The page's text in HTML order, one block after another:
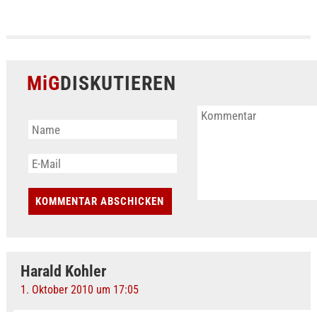
MiGDISKUTIEREN
Harald Kohler
1. Oktober 2010 um 17:05